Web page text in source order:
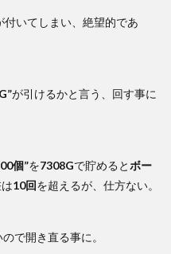
付いてしまい、絶望的であ
が引けるかと言う、回す事に
個”を7308Gで貯めると ボー
10回を超えるが、仕方ない。
で開き直る事に。